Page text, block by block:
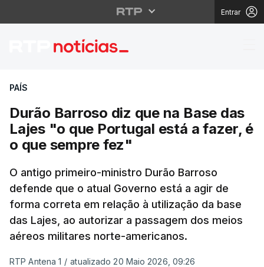
Entrar
Durão Barroso diz
PAÍS
Durão Barroso diz que na Base das
Lajes "o que Portugal está a fazer, é
o que sempre fez"
O antigo primeiro-ministro Durão Barroso
defende que o atual Governo está a agir de
forma correta em relação à utilização da base
das Lajes, ao autorizar a passagem dos meios
aéreos militares norte-americanos.
RTP Antena 1 / atualizado 20 Maio 2026, 09:26